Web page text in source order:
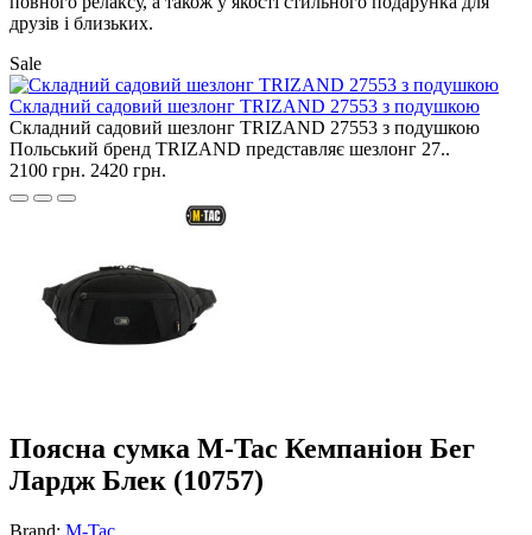
друзів і близьких.
Sale
Складний садовий шезлонг TRIZAND 27553 з подушкою
Складний садовий шезлонг TRIZAND 27553 з подушкою
Польський бренд TRIZAND представляє шезлонг 27..
2100 грн. 2420 грн.
Поясна сумка M-Tac Кемпаніон Бег
Лардж Блек (10757)
Brand: M-Tac